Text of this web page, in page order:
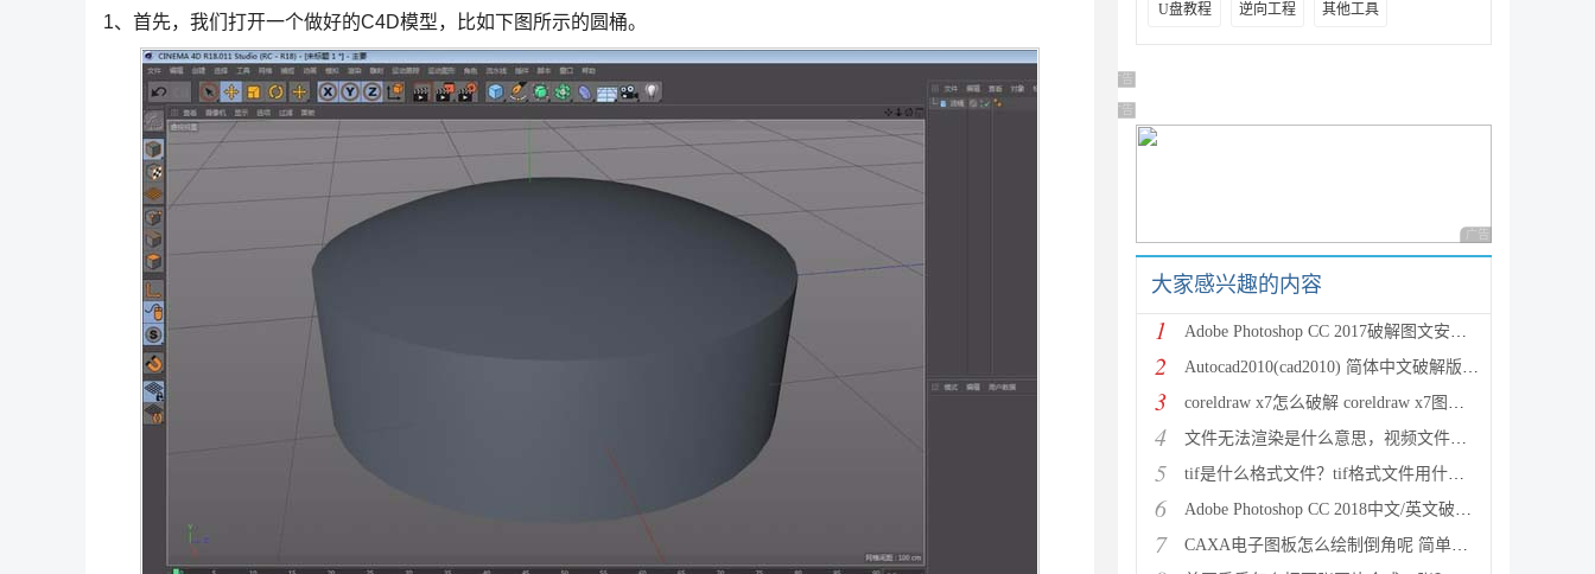
1、首先，我们打开一个做好的C4D模型，比如下图所示的圆桶。
U盘教程 逆向工程 其他工具
广告 商业广告，理性选择
广告 商业广告，理性选择
广告 商业广告，理性
大家感兴趣的内容
1 Adobe Photoshop CC 2017破解图文安装教程(附注册破解
2 Autocad2010(cad2010) 简体中文破解版安装图文教程
3 coreldraw x7怎么破解 coreldraw x7图文破解安装教程
4 文件无法渲染是什么意思，视频文件无法渲染如何解决
5 tif是什么格式文件？tif格式文件用什么方法打开
6 Adobe Photoshop CC 2018中文/英文破解图文安装教程(
7 CAXA电子图板怎么绘制倒角呢 简单五步解决绘制倒角难